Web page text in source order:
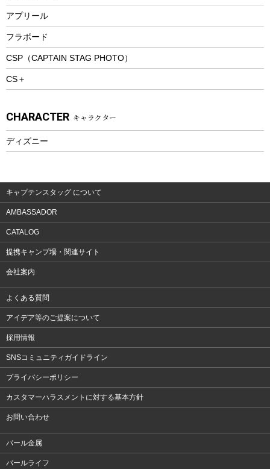
トレッキング
トレッキングアクセサリー
プレイグッズ
ウェルネス
ウェア、タオル
ウェア
アプリール
フラボード
CSP（CAPTAIN STAG PHOTO）
CS＋
CHARACTER キャラクター
ディズニー
キャプテンスタッグ について
AMBASSADOR
CATALOG
提携キャンプ場・関連サイト
会社案内
よくある質問
アイデア等のご提案について
採用情報
SNSコミュニティガイドライン
プライバシーポリシー
カスタマーハラスメントに対する基本方針
お問い合わせ
パール金属
パールライフ